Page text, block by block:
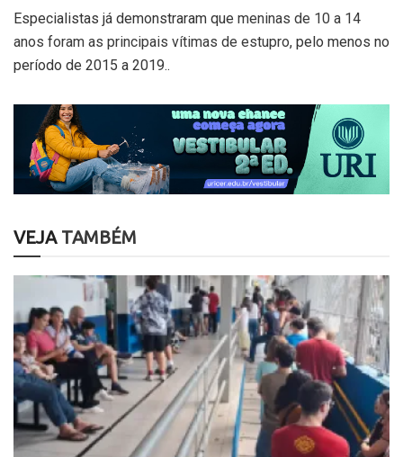
Especialistas já demonstraram que meninas de 10 a 14
anos foram as principais vítimas de estupro, pelo menos no
período de 2015 a 2019..
VEJATAMBÉM